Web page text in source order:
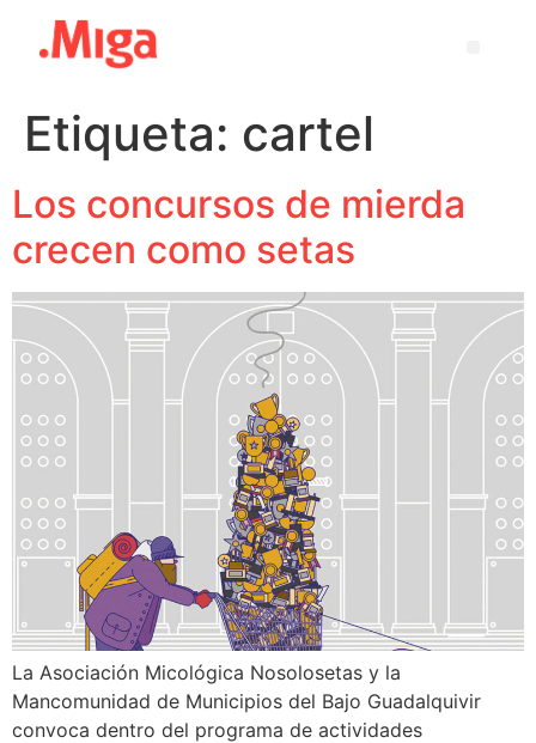
Etiqueta: cartel
Los concursos de mierda
crecen como setas
La Asociación Micológica Nosolosetas y la
Mancomunidad de Municipios del Bajo Guadalquivir
convoca dentro del programa de actividades